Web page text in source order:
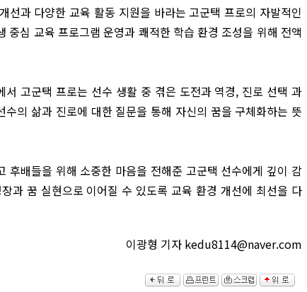
선과 다양한 교육 활동 지원을 바라는 고군택 프로의 자발적인
중심 교육 프로그램 운영과 쾌적한 학습 환경 조성을 위해 전액
서 고군택 프로는 선수 생활 중 겪은 도전과 역경, 진로 선택 과
의 삶과 진로에 대한 질문을 통해 자신의 꿈을 구체화하는 뜻
후배들을 위해 소중한 마음을 전해준 고군택 선수에게 깊이 감
과 꿈 실현으로 이어질 수 있도록 교육 환경 개선에 최선을 다
이광형 기자 kedu8114@naver.com